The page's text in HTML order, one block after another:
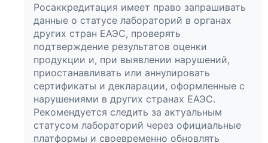
Росаккредитация имеет право запрашивать
данные о статусе лабораторий в органах
других стран ЕАЭС, проверять
подтверждение результатов оценки
продукции и, при выявлении нарушений,
приостанавливать или аннулировать
сертификаты и декларации, оформленные с
нарушениями в других странах ЕАЭС.
Рекомендуется следить за актуальным
статусом лабораторий через официальные
платформы и своевременно обновлять